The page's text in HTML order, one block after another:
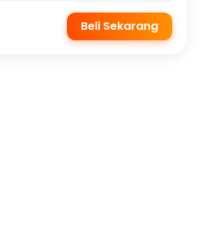
Beli Sekarang